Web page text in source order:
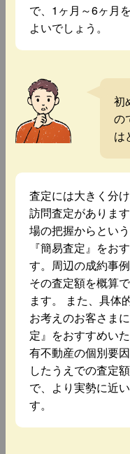
で、1ヶ月～6ヶ月
よいでしょう。
初
の
は
査定には大きく分
訪問査定がありま
場の把握からとい
『簡易査定』をお
す。周辺の成約事
その査定額を概算
ます。 また、具体
お考えのお客さま
定』をおすすめい
有不動産の個別要
したうえでの査定
で、より実勢に近
す。